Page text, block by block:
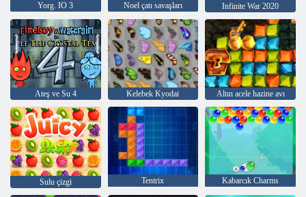
Yorg. IO 3 Noel çatı savaşları Infinite War 2020
Ateş ve Su 4 Kelebek Kyodai Altın acele hazine avı
Sulu çizgi Tentrix Kabarcık Charms